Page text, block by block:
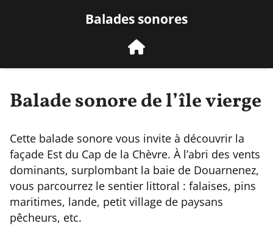
Balades sonores
Balade sonore de l’île vierge
Cette balade sonore vous invite à découvrir la
façade Est du Cap de la Chèvre. À l’abri des vents
dominants, surplombant la baie de Douarnenez,
vous parcourrez le sentier littoral : falaises, pins
maritimes, lande, petit village de paysans
pêcheurs, etc.